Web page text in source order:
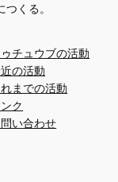
くる。
ゥチュウブの活動
の活動
までの活動
ク
い合わせ